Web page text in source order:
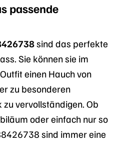
passende
sind das perfekte
Sie können sie im
einen Hauch von
zu besonderen
vervollständigen. Ob
oder einfach nur so
sind immer eine